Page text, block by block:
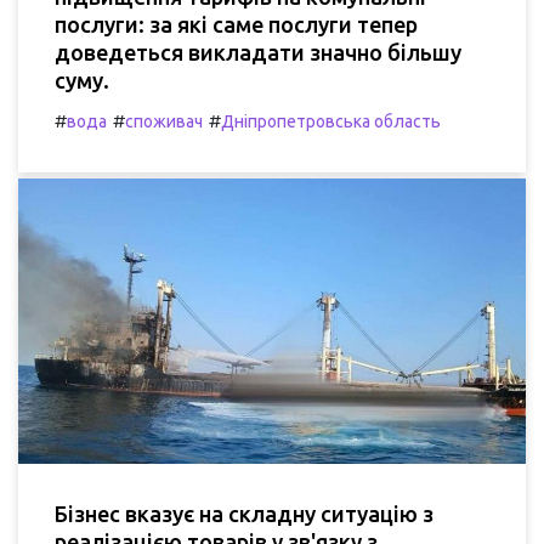
послуги: за які саме послуги тепер
доведеться викладати значно більшу
суму.
#вода #споживач #Дніпропетровська область
Бізнес вказує на складну ситуацію з